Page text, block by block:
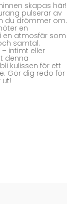
skapas här!
pulserar av
du drömmer om.
en
en atmosfär som
samtal.
intimt eller
denna
kulissen för ett
Gör dig redo för